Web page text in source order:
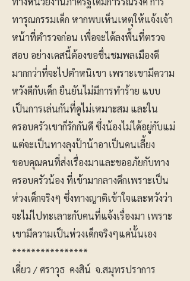
ทารุณกรรมเด็ก หากพบเห็นเหตุให้แจ้งเจ้า
หน้าที่ตำรวจก่อน เพื่อจะได้ลงพื้นที่ตรวจ
สอบ อย่างเคสนี้ต้องขอชื่นชมพลเมืองดี
มากกว่าที่จะไปตำหนิเขา เพราะเขามีความ
หวังดีกับเด็ก ยืนยันไม่มีการทำร้าย แบบ
เป็นการเล่นกันที่ดูไม่เหมาะสม และใน
ครอบครัวเขาก็รักกันดี ซึ่งน้องไม่ได้อยู่กับแม่
แต่จะเป็นทางลุงป้าน้าอาเป็นคนเลี้ยง
ขอบคุณคนที่ส่งเรื่องมาและขออภัยกับทาง
ครอบครัวน้อง ที่เข้ามากลางดึกเพราะเป็น
ห่วงเด็กจริงๆ ซึ่งทางญาติเข้าใจและหวังว่า
จะไม่ไปทะเลาะกับคนที่แจ้งเรื่องมา เพราะ
เขามีความเป็นห่วงเด็กจริงๆแค่นั้นเอง
****************
เดี่ยว / ศราวุธ คงสิน์ จ.สมุทรปราการ